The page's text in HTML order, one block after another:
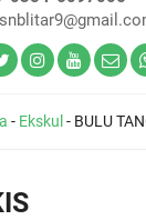
- Ekskul - BULU